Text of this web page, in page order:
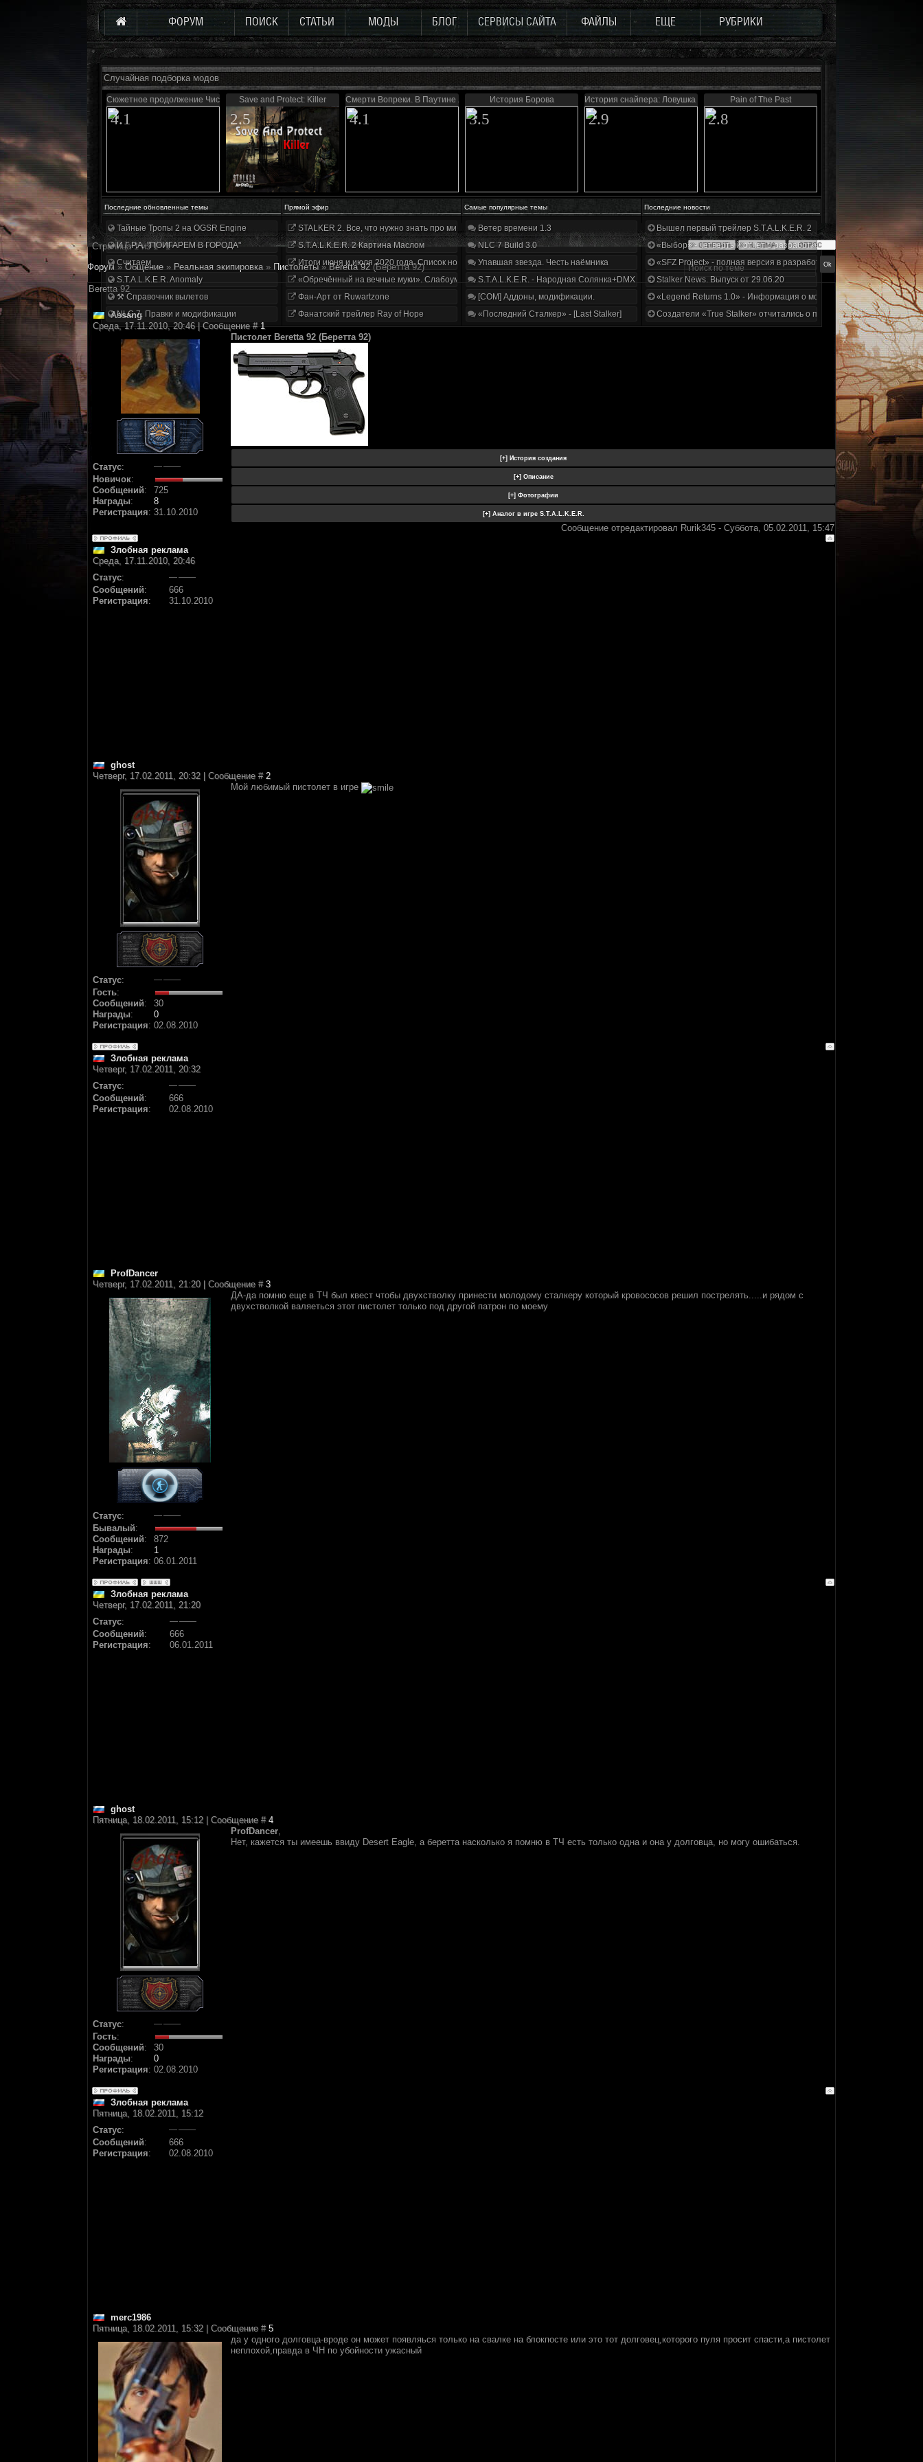
ФОРУМ ПОИСК СТАТЬИ МОДЫ БЛОГ СЕРВИСЫ САЙТА ФАЙЛЫ ЕЩЕ РУБРИКИ
Случайная подборка модов
Сюжетное продолжение Чистого неба
4.1
Save and Protect: Killer
2.5
Смерти Вопреки. В Паутине лжи
4.1
История Борова
3.5
История снайпера: Ловушка Судьбы
2.9
Pain of The Past
2.8
Последние обновленные темы Прямой эфир Самые популярные темы Последние новости
Тайные Тропы 2 на OGSR Engine
И.Г.Р.А. "ПОИГАРЕМ В ГОРОДА"
Считаем
S.T.A.L.K.E.R. Anomaly
⚒ Справочник вылетов
NLC 7. Правки и модификации
STALKER 2. Все, что нужно знать про мир, геймплей и сюжет | Разбор трейлера
S.T.A.L.K.E.R. 2 Картина Маслом
Итоги июня и июля 2020 года. Список нововведений
«Обречённый на вечные муки». Слабоумие и отвага
Фан-Арт от Ruwartzone
Фанатский трейлер Ray of Hope
Ветер времени 1.3
NLC 7 Build 3.0
Упавшая звезда. Честь наёмника
S.T.A.L.K.E.R. - Народная Солянка+DMX 1.3.5.ООП.МА.К.
[COM] Аддоны, модификации.
«Последний Сталкер» - [Last Stalker]
Вышел первый трейлер S.T.A.L.K.E.R. 2
«Выбор» - четвертый отчет о разработке!
«SFZ Project» - полная версия в разработке!
Stalker News. Выпуск от 29.06.20
«Legend Returns 1.0» - Информация о моде за июнь 2020
Создатели «True Stalker» отчитались о проделанной работе
Страница1из1
1
Форум » Общение » Реальная экипировка » Пистолеты » Beretta 92 (Беретта 92)
Beretta 92
Assang
Среда, 17.11.2010, 20:46 | Сообщение #1
Статус:
Новичок:
Сообщений:
725
Награды:
8
Регистрация: 31.10.2010
Пистолет Beretta 92 (Беретта 92)
Сообщение отредактировал Rurik345 - Суббота, 05.02.2011, 15:47
Злобная реклама
Среда, 17.11.2010, 20:46
Статус:
Сообщений:
666
Регистрация: 31.10.2010
ghost
Четверг, 17.02.2011, 20:32 | Сообщение # 2
Статус:
Гость:
Сообщений:
30
Награды:
0
Регистрация: 02.08.2010
Мой любимый пистолет в игре
Злобная реклама
Четверг, 17.02.2011, 20:32
Статус:
Сообщений:
666
Регистрация: 02.08.2010
ProfDancer
Четверг, 17.02.2011, 21:20 | Сообщение # 3
Статус:
Бывалый:
Сообщений:
872
Награды:
1
Регистрация: 06.01.2011
ДА-да помню еще в ТЧ был квест чтобы двухстволку принести молодому сталкеру который кровососов решил пострелять.....и рядом с
двухстволкой валяеться этот пистолет только под другой патрон по моему
Злобная реклама
Четверг, 17.02.2011, 21:20
Статус:
Сообщений:
666
Регистрация: 06.01.2011
ghost
Пятница, 18.02.2011, 15:12 | Сообщение # 4
Статус:
Гость:
Сообщений:
30
Награды:
0
Регистрация: 02.08.2010
ProfDancer,
Нет, кажется ты имеешь ввиду Desert Eagle, а беретта насколько я помню в ТЧ есть только одна и она у долговца, но могу ошибаться.
Злобная реклама
Пятница, 18.02.2011, 15:12
Статус:
Сообщений:
666
Регистрация: 02.08.2010
merc1986
Пятница, 18.02.2011, 15:32 | Сообщение # 5
да у одного долговца-вроде он может появляься только на свалке на блокпосте или это тот долговец,которого пуля просит спасти,а пистолет
неплохой,правда в ЧН по убойности ужасный